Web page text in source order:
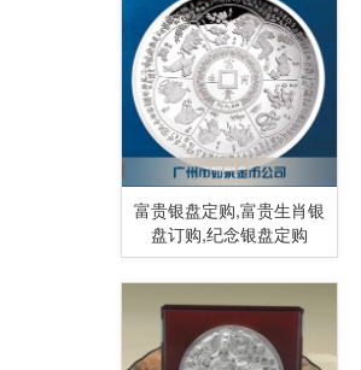
富贵银盘定购,富贵生肖银
盘订购,纪念银盘定购